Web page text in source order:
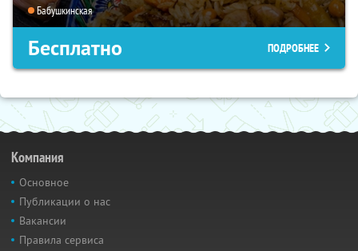
Бабушкинская
Бесплатно ПОДРОБНЕЕ
Компания
Основное
Публикации о нас
Вакансии
Правила сервиса